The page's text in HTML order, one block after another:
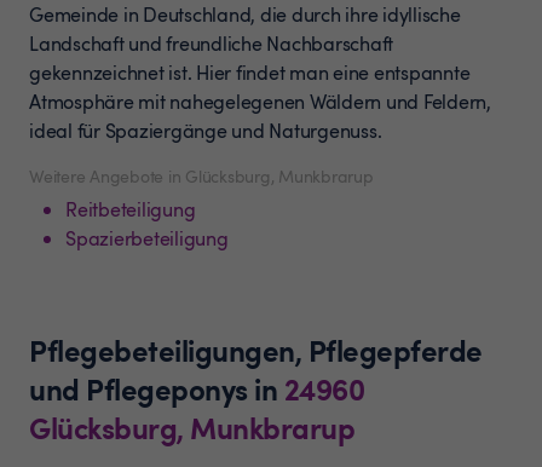
Weitere Angebote in Glücksburg, Munkbrarup
Reitbeteiligung
Spazierbeteiligung
Gemeinde in Deutschland, die durch ihre idyllische
Landschaft und freundliche Nachbarschaft
gekennzeichnet ist. Hier findet man eine entspannte
Atmosphäre mit nahegelegenen Wäldern und Feldern,
ideal für Spaziergänge und Naturgenuss.
Pflegebeteiligungen, Pflegepferde
und Pflegeponys in 24960
Glücksburg, Munkbrarup